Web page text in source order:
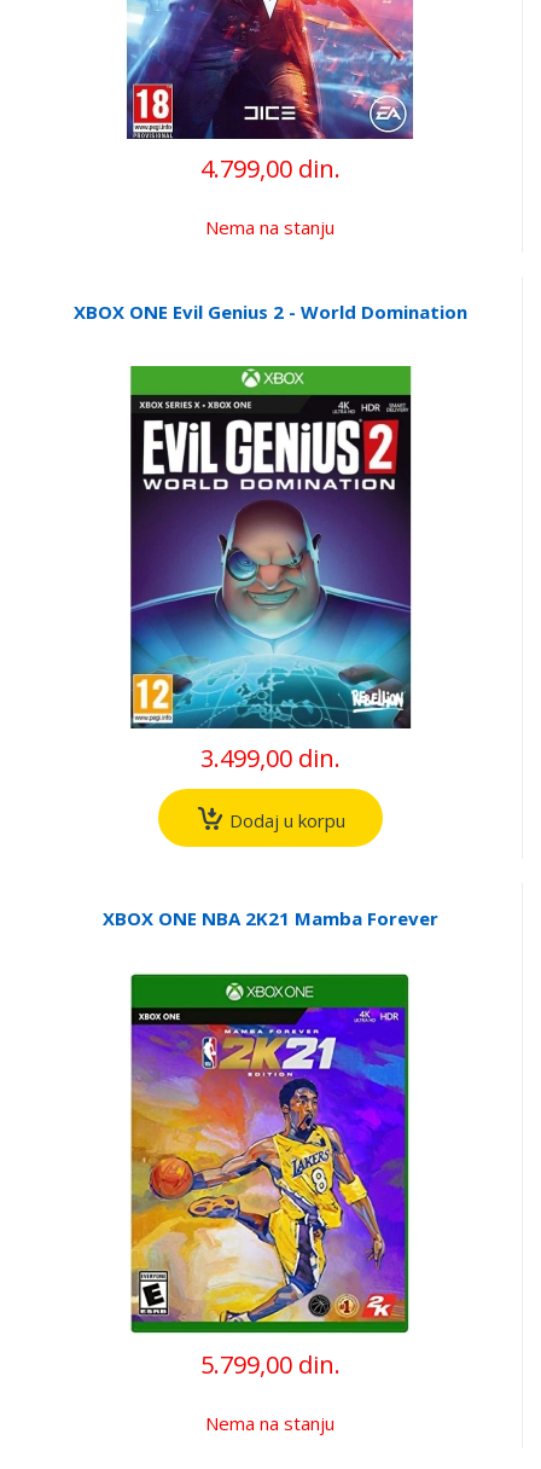
4.799,00 din.
Nema na stanju
XBOX ONE Evil Genius 2 - World Domination
3.499,00 din.
Dodaj u korpu
XBOX ONE NBA 2K21 Mamba Forever
5.799,00 din.
Nema na stanju